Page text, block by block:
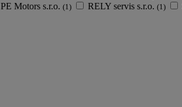
PE Motors s.r.o. (1) RELY servis s.r.o. (1)